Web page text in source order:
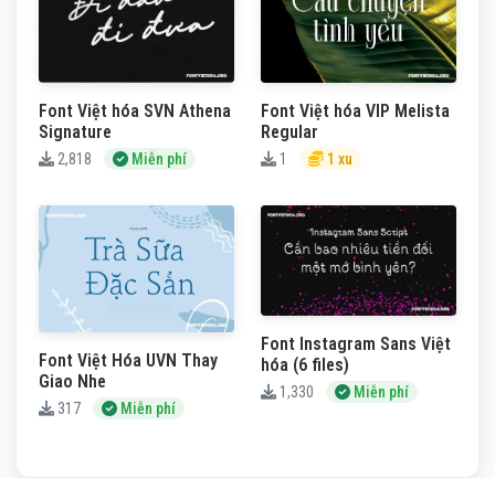
Font Việt hóa SVN Athena
Signature
2,818 Miễn phí
Font Việt hóa VIP Melista
Regular
1 1 xu
Font Việt Hóa UVN Thay
Giao Nhe
317 Miễn phí
Font Instagram Sans Việt
hóa (6 files)
1,330 Miễn phí